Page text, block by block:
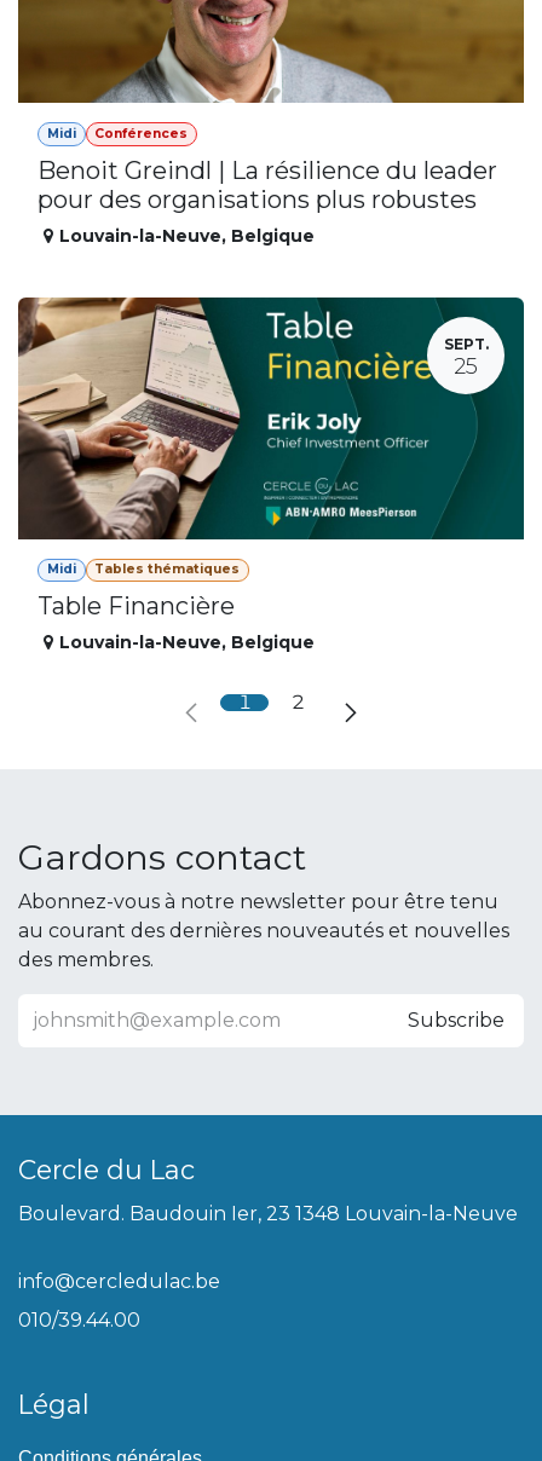
Midi Conférences
Benoit Greindl | La résilience du leader
pour des organisations plus robustes
Louvain-la-Neuve, Belgique
SEPT.
25
Midi Tables thématiques
Table Financière
Louvain-la-Neuve, Belgique
1 2
Gardons contact
Abonnez-vous à notre newsletter pour être tenu
au courant des dernières nouveautés et nouvelles
des membres.
Subscribe
Cercle du Lac
Boulevard. Baudouin Ier, 23 1348 Louvain-la-Neuve
info@cercledulac.be
010/39.44.00
Légal